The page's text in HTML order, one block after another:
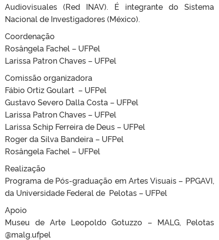
Audiovisuales (Red INAV). É integrante do Sistema
Nacional de Investigadores (México).
Coordenação
Rosângela Fachel – UFPel
Larissa Patron Chaves – UFPel
Comissão organizadora
Fábio Ortiz Goulart – UFPel
Gustavo Severo Dalla Costa – UFPel
Larissa Patron Chaves – UFPel
Larissa Schip Ferreira de Deus – UFPel
Roger da Silva Bandeira – UFPel
Rosângela Fachel – UFPel
Realização
Programa de Pós-graduação em Artes Visuais – PPGAVI,
da Universidade Federal de Pelotas – UFPel
Apoio
Museu de Arte Leopoldo Gotuzzo – MALG, Pelotas
@malg.ufpel